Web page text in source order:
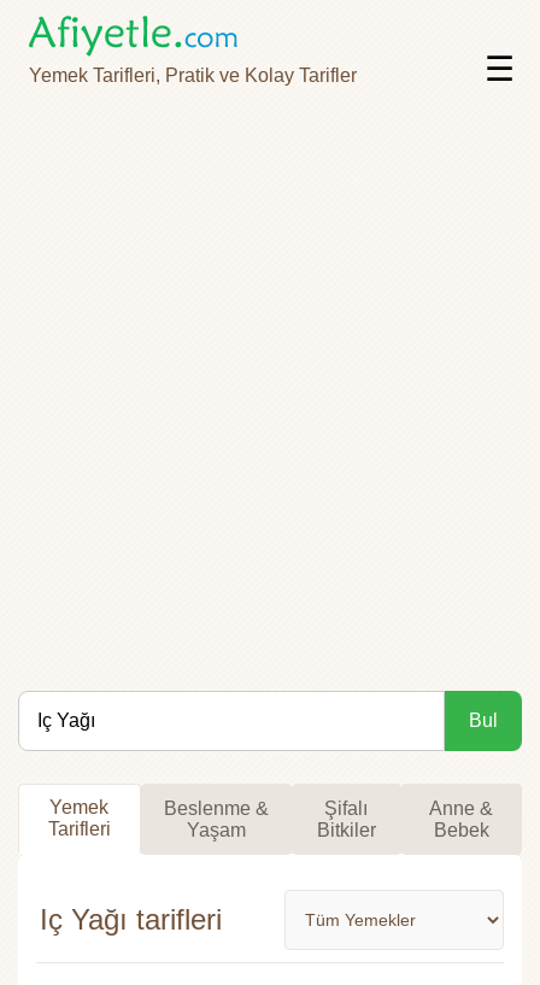
Yemek Tarifleri, Pratik ve Kolay Tarifler ☰
Bul
Yemek
Tarifleri
Beslenme &
Yaşam
Şifalı
Bitkiler
Anne &
Bebek
Iç Yağı tarifleri